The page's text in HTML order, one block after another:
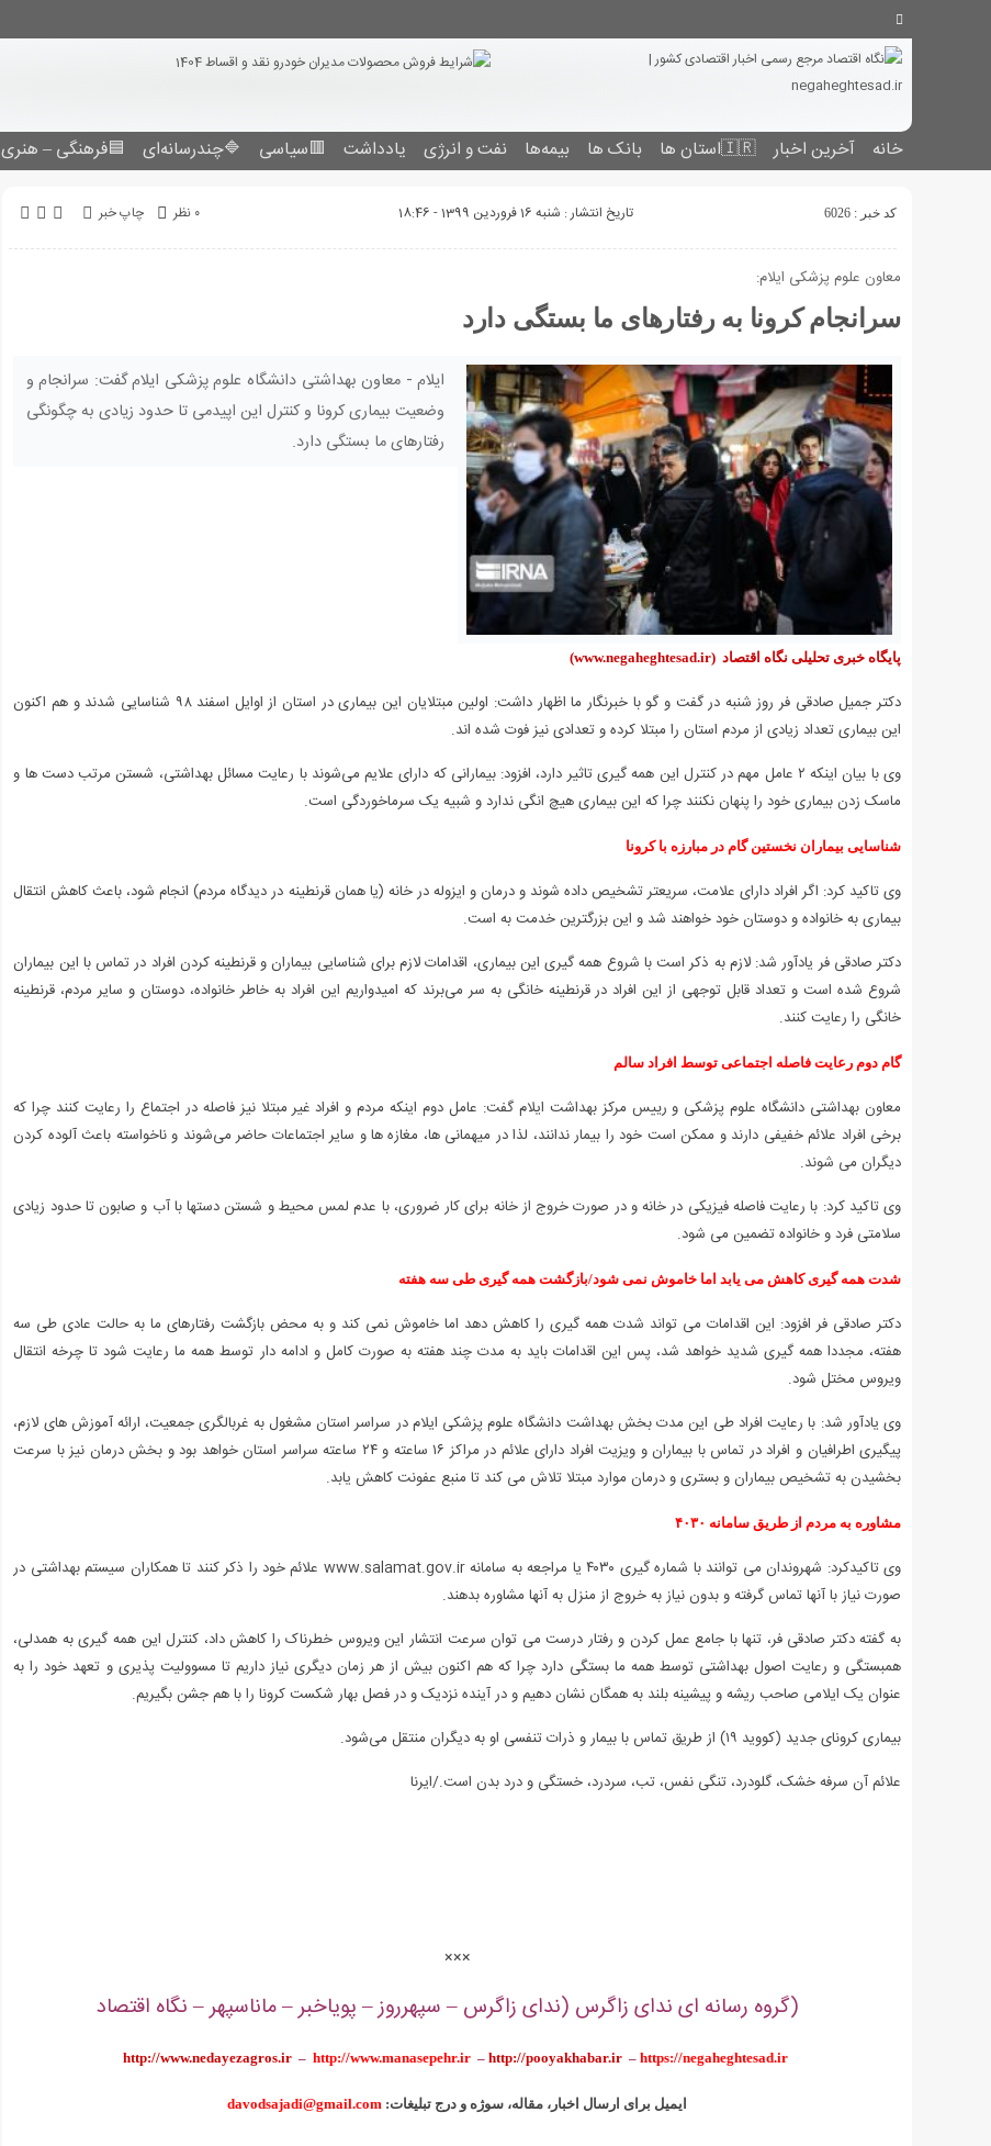
خانه آخرین اخبار 🇮🇷استان ‌ها بانک ها بیمه‌ها نفت و انرژی یادداشت 🟥سیاسی 🔷چندرسانه‌ای 🟦فرهنگی – هنری
کد خبر : 6026 تاریخ انتشار : شنبه 16 فروردین 1399 - 18:46 چاپ خبر ۰ نظر
معاون علوم پزشکی ایلام:
سرانجام کرونا به رفتارهای ما بستگی دارد
ایلام - معاون بهداشتی دانشگاه علوم پزشکی ایلام گفت: سرانجام و
وضعیت بیماری کرونا و کنترل این اپیدمی تا حدود زیادی به چگونگی
رفتارهای ما بستگی دارد.
پایگاه خبری تحلیلی نگاه اقتصاد (www.negaheghtesad.ir)
دکتر جمیل صادقی فر روز شنبه در گفت و گو با خبرنگار ما اظهار داشت: اولین مبتلایان این بیماری در استان از اوایل اسفند ۹۸ شناسایی شدند و هم اکنون
این بیماری تعداد زیادی از مردم استان را مبتلا کرده و تعدادی نیز فوت شده اند.
وی با بیان اینکه ۲ عامل مهم در کنترل این همه گیری تاثیر دارد، افزود: بیمارانی که دارای علایم می‌شوند با رعایت مسائل بهداشتی، شستن مرتب دست ها و
ماسک زدن بیماری خود را پنهان نکنند چرا که این بیماری هیچ انگی ندارد و شبیه یک سرماخوردگی است.
شناسایی بیماران نخستین گام در مبارزه با کرونا
وی تاکید کرد: اگر افراد دارای علامت، سریعتر تشخیص داده شوند و درمان و ایزوله در خانه (یا همان قرنطینه در دیدگاه مردم) انجام شود، باعث کاهش انتقال
بیماری به خانواده و دوستان خود خواهند شد و این بزرگترین خدمت به است.
دکتر صادقی فر یادآور شد: لازم به ذکر است با شروع همه گیری این بیماری، اقدامات لازم برای شناسایی بیماران و قرنطینه کردن افراد در تماس با این بیماران
شروع شده است و تعداد قابل توجهی از این افراد در قرنطینه خانگی به سر می‌برند که امیدواریم این افراد به خاطر خانواده، دوستان و سایر مردم، قرنطینه
خانگی را رعایت کنند.
گام دوم رعایت فاصله اجتماعی توسط افراد سالم
معاون بهداشتی دانشگاه علوم پزشکی و رییس مرکز بهداشت ایلام گفت: عامل دوم اینکه مردم و افراد غیر مبتلا نیز فاصله در اجتماع را رعایت کنند چرا که
برخی افراد علائم خفیفی دارند و ممکن است خود را بیمار ندانند، لذا در میهمانی ها، مغازه ها و سایر اجتماعات حاضر می‌شوند و ناخواسته باعث آلوده کردن
دیگران می شوند.
وی تاکید کرد: با رعایت فاصله فیزیکی در خانه و در صورت خروج از خانه برای کار ضروری، با عدم لمس محیط و شستن دستها با آب و صابون تا حدود زیادی
سلامتی فرد و خانواده تضمین می شود.
شدت همه گیری کاهش می یابد اما خاموش نمی شود/بازگشت همه گیری طی سه هفته
دکتر صادقی فر افزود: این اقدامات می تواند شدت همه گیری را کاهش دهد اما خاموش نمی کند و به محض بازگشت رفتارهای ما به حالت عادی طی سه
هفته، مجددا همه گیری شدید خواهد شد، پس این اقدامات باید به مدت چند هفته به صورت کامل و ادامه دار توسط همه ما رعایت شود تا چرخه انتقال
ویروس مختل شود.
وی یادآور شد: با رعایت افراد طی این مدت بخش بهداشت دانشگاه علوم پزشکی ایلام در سراسر استان مشغول به غربالگری جمعیت، ارائه آموزش های لازم،
پیگیری اطرافیان و افراد در تماس با بیماران و ویزیت افراد دارای علائم در مراکز ۱۶ ساعته و ۲۴ ساعته سراسر استان خواهد بود و بخش درمان نیز با سرعت
بخشیدن به تشخیص بیماران و بستری و درمان موارد مبتلا تلاش می کند تا منبع عفونت کاهش یابد.
مشاوره به مردم از طریق سامانه ۴۰۳۰
وی تاکیدکرد: شهروندان می توانند با شماره گیری ۴۰۳۰ یا مراجعه به سامانه www.salamat.gov.ir علائم خود را ذکر کنند تا همکاران سیستم بهداشتی در
صورت نیاز با آنها تماس گرفته و بدون نیاز به خروج از منزل به آنها مشاوره بدهند.
به گفته دکتر صادقی فر، تنها با جامع عمل کردن و رفتار درست می توان سرعت انتشار این ویروس خطرناک را کاهش داد، کنترل این همه گیری به همدلی،
همبستگی و رعایت اصول بهداشتی توسط همه ما بستگی دارد چرا که هم اکنون بیش از هر زمان دیگری نیاز داریم تا مسوولیت پذیری و تعهد خود را به
عنوان یک ایلامی صاحب ریشه و پیشینه بلند به همگان نشان دهیم و در آینده نزدیک و در فصل بهار شکست کرونا را با هم جشن بگیریم.
بیماری کرونای جدید (کووید ۱۹) از طریق تماس با بیمار و ذرات تنفسی او به دیگران منتقل می‌شود.
علائم آن سرفه خشک، گلودرد، تنگی نفس، تب، سردرد، خستگی و درد بدن است./ایرنا
×××
(گروه رسانه ای ندای زاگرس (ندای زاگرس – سپهرروز – پویاخبر – ماناسپهر – نگاه اقتصاد
http://www.nedayezagros.ir –http://www.manasepehr.ir –http://pooyakhabar.ir – https://negaheghtesad.ir
davodsajadi@gmail.com :ایمیل برای ارسال اخبار، مقاله، سوژه و درج تبلیغات